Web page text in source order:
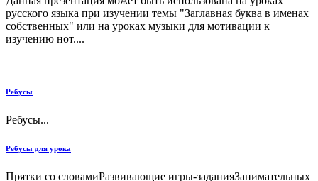
русского языка при изучении темы "Заглавная буква в именах
собственных" или на уроках музыки для мотивации к
изучению нот....
Ребусы
Ребусы...
Ребусы для урока
Прятки со словамиРазвивающие игры-заданияЗанимательных